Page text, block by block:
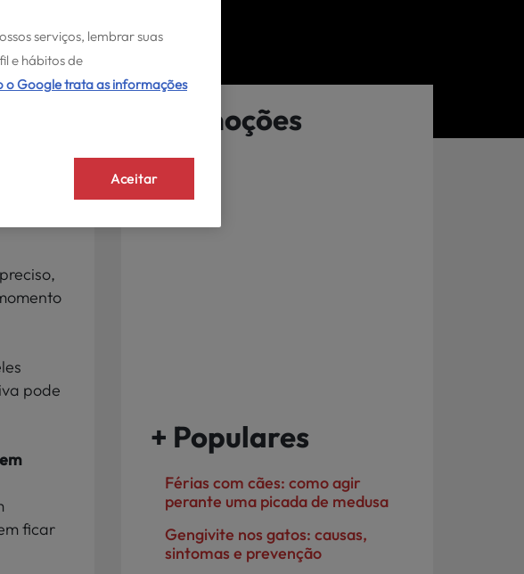
pode
ficar
Promoções
+ Populares
Férias com cães: como agir
perante uma picada de medusa
Gengivite nos gatos: causas,
sintomas e prevenção
serviços, lembrar suas
e hábitos de
o Google trata as informações
Aceitar